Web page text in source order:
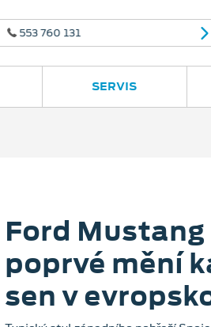
553 760 131
SERVIS
Ford
poprvé mění
sen v